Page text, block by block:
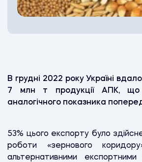
В грудні 2022 року Україні
7 млн т продукції АПК,
аналогічного показника
53% цього експорту було
роботи «зернового
альтернативними